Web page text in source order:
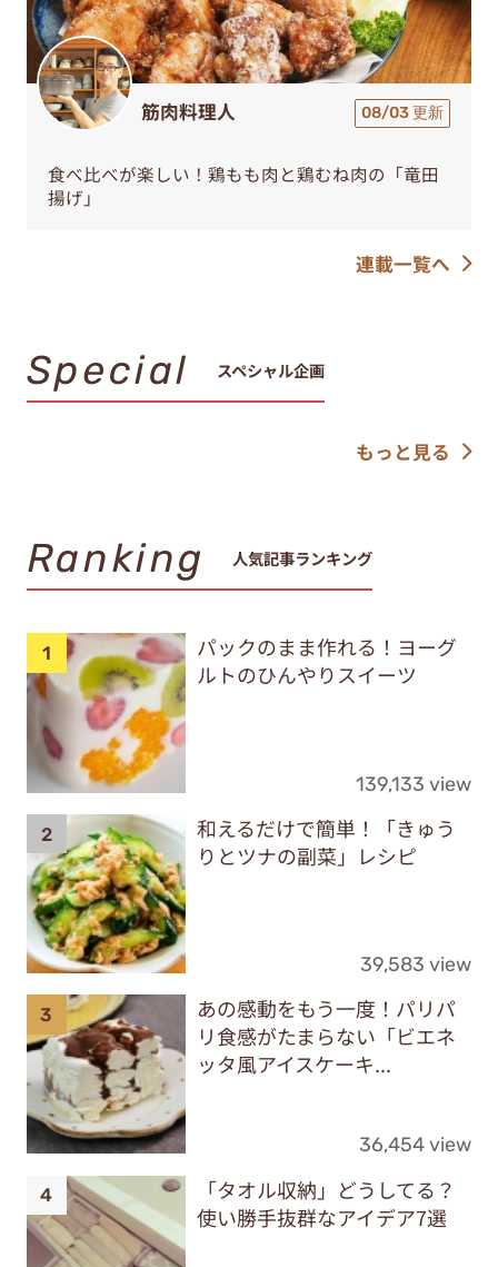
筋肉料理人 08/03 更新
食べ比べが楽しい！鶏もも肉と鶏むね肉の「竜田
揚げ」
連載一覧へ
Special スペシャル企画
もっと見る
Ranking 人気記事ランキング
パックのまま作れる！ヨーグ
ルトのひんやりスイーツ
139,133 view
和えるだけで簡単！「きゅう
りとツナの副菜」レシピ
39,583 view
あの感動をもう一度！パリパ
リ食感がたまらない「ビエネ
ッタ風アイスケーキ...
36,454 view
「タオル収納」どうしてる？
使い勝手抜群なアイデア7選